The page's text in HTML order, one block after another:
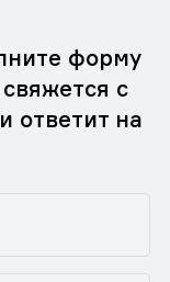
форму
с
ответит на